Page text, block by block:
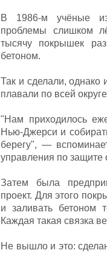
В 1986-м учёные
проблемы слишком
тысячу покрышек
бетоном.
Так и сделали, однако
плавали по всей
"Нам приходилось
Нью-Джерси и
берегу", —
управления по
Затем была
проект. Для этого
и заливать бетоном
Каждая такая связка
Не вышло и это: